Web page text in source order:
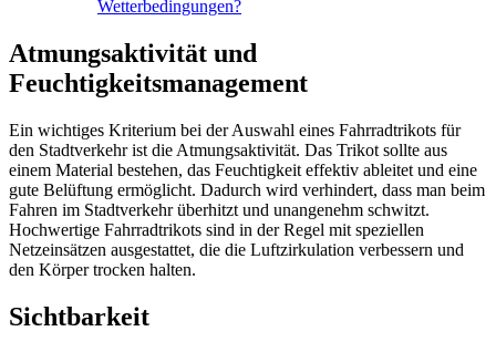
Wetterbedingungen?
Atmungsaktivität und
Feuchtigkeitsmanagement
Ein wichtiges Kriterium bei der Auswahl eines Fahrradtrikots für
den Stadtverkehr ist die Atmungsaktivität. Das Trikot sollte aus
einem Material bestehen, das Feuchtigkeit effektiv ableitet und eine
gute Belüftung ermöglicht. Dadurch wird verhindert, dass man beim
Fahren im Stadtverkehr überhitzt und unangenehm schwitzt.
Hochwertige Fahrradtrikots sind in der Regel mit speziellen
Netzeinsätzen ausgestattet, die die Luftzirkulation verbessern und
den Körper trocken halten.
Sichtbarkeit